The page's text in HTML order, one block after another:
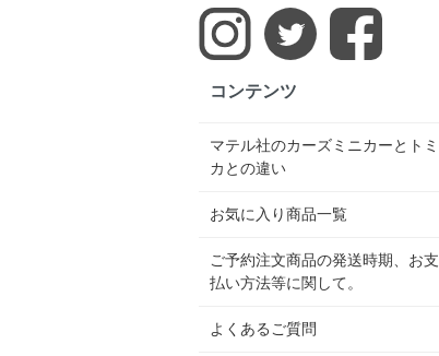
コンテンツ
マテル社のカーズミニカーとトミ
カとの違い
お気に入り商品一覧
ご予約注文商品の発送時期、お支
払い方法等に関して。
よくあるご質問